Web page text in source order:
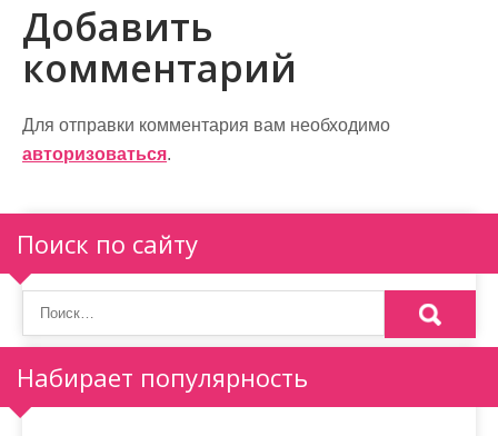
Добавить
комментарий
Для отправки комментария вам необходимо
авторизоваться.
Поиск по сайту
Набирает популярность